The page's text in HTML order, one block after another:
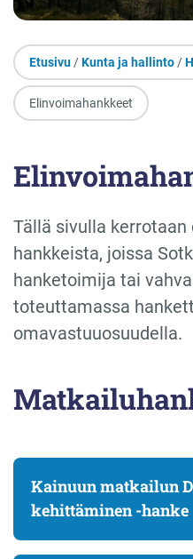
Etusivu /Kunta ja hallinto /
Elinvoimahankkeet
Tällä sivulla
hankkeista, joissa
hanketoimija tai
toteuttamassa
omavastuuosuudella.
Kainuun matkailun
kehittäminen -hanke